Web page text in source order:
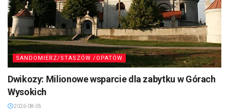
SANDOMIERZ/STASZÓW /OPATÓW
Dwikozy: Milionowe wsparcie dla zabytku w Górach
Wysokich
2026-08-05